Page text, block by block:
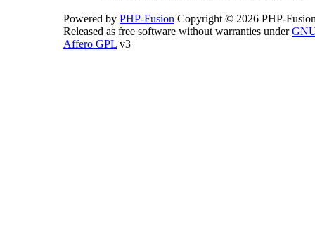
Powered by PHP-Fusion Copyright © 2026 PHP-
Released as free software without warranties under
Affero GPL v3